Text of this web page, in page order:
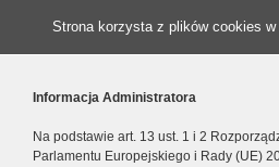
Strona korzysta z plików cookies
Informacja Administratora
Na podstawie art. 13 ust. 1 i 2
Parlamentu Europejskiego i Rady (UE)